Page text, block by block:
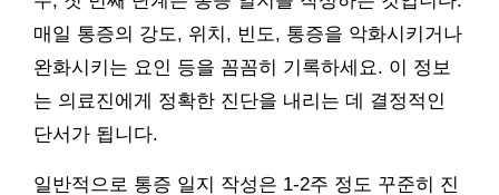
매일 통증의 강도, 위치, 빈도, 통증을 악화시키거나
완화시키는 요인 등을 꼼꼼히 기록하세요. 이 정보
는 의료진에게 정확한 진단을 내리는 데 결정적인
단서가 됩니다.
일반적으로 통증 일지 작성은 1-2주 정도 꾸준히 진